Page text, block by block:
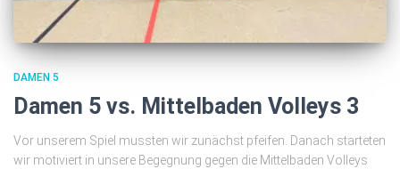
DAMEN 5
Damen 5 vs. Mittelbaden Volleys 3
Vor unserem Spiel mussten wir zunächst pfeifen. Danach starteten
wir motiviert in unsere Begegnung gegen die Mittelbaden Volleys